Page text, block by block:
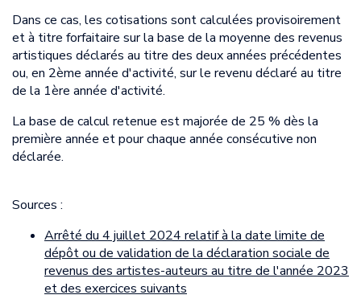
Dans ce cas, les cotisations sont calculées provisoirement
et à titre forfaitaire sur la base de la moyenne des revenus
artistiques déclarés au titre des deux années précédentes
ou, en 2ème année d'activité, sur le revenu déclaré au titre
de la 1ère année d'activité.
La base de calcul retenue est majorée de 25 % dès la
première année et pour chaque année consécutive non
déclarée.
Sources :
Arrêté du 4 juillet 2024 relatif à la date limite de
dépôt ou de validation de la déclaration sociale de
revenus des artistes-auteurs au titre de l'année 2023
et des exercices suivants